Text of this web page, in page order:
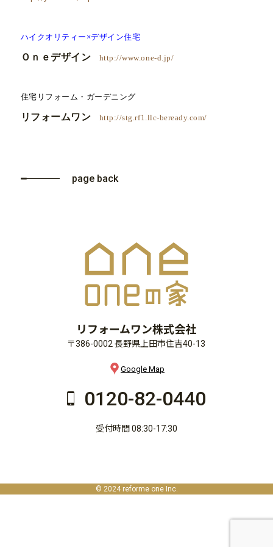
ハイクオリティー×デザイン住宅
Ｏｎｅデザイン http://www.one-d.jp/
住宅リフォーム・ガーデニング
リフォームワン http://stg.rf1.llc-beready.com/
page back
リフォームワン株式会社
〒386-0002 長野県上田市住吉40-13
Google Map
0120-82-0440
受付時間 08:30-17:30
© 2024 reforme one Inc.